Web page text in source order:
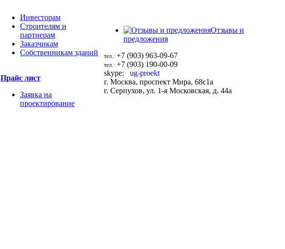
Инвесторам
Строителям и
партнерам
Заказчикам
Собственникам зданий
Прайс лист
Заявка на
проектирование
Отзывы и
предложения
тел.: +7 (903) 963-09-67
тел.: +7 (903) 190-00-09
skype:
ug-proekt
г. Москва, проспект Мира, 68с1а
г. Серпухов, ул. 1-я Московская, д. 44a